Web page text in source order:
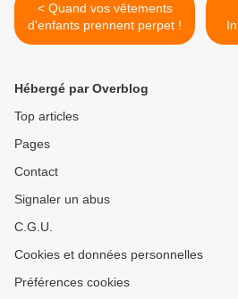
< Quand vos vêtements
d'enfants prennent perpet !
Hébergé par Overblog
Top articles
Pages
Contact
Signaler un abus
C.G.U.
Cookies et données personnelles
Préférences cookies